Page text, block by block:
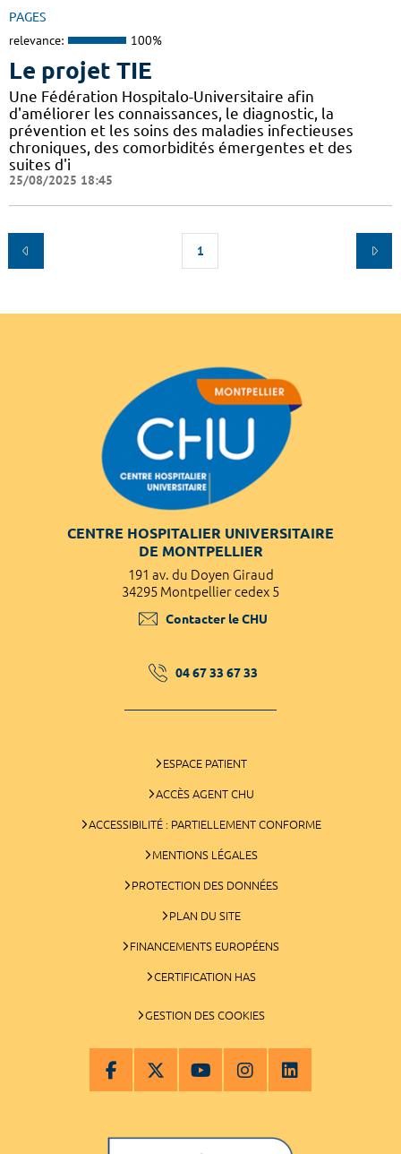
PAGES
relevance: 100%
Le projet TIE
Une Fédération Hospitalo-Universitaire afin
d'améliorer les connaissances, le diagnostic, la
prévention et les soins des maladies infectieuses
chroniques, des comorbidités émergentes et des
suites d'i
25/08/2025 18:45
1
CENTRE HOSPITALIER UNIVERSITAIRE
DE MONTPELLIER
191 av. du Doyen Giraud
34295 Montpellier cedex 5
Contacter le CHU
04 67 33 67 33
ESPACE PATIENT
ACCÈS AGENT CHU
ACCESSIBILITÉ : PARTIELLEMENT CONFORME
MENTIONS LÉGALES
PROTECTION DES DONNÉES
PLAN DU SITE
FINANCEMENTS EUROPÉENS
CERTIFICATION HAS
GESTION DES COOKIES